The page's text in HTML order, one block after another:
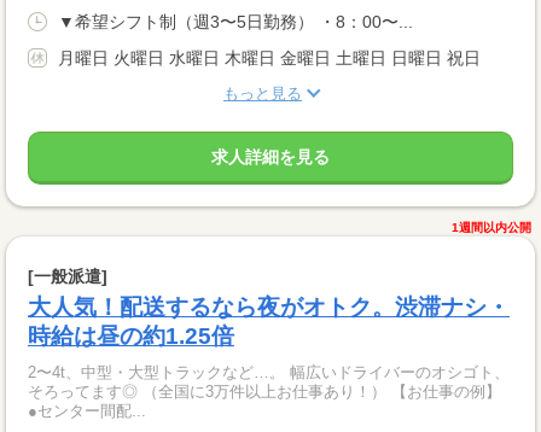
▼希望シフト制（週3〜5日勤務） ・8：00〜...
月曜日 火曜日 水曜日 木曜日 金曜日 土曜日 日曜日 祝日
もっと見る
求人詳細を見る
1週間以内公開
[一般派遣]
大人気！配送するなら夜がオトク。渋滞ナシ・
時給は昼の約1.25倍
2〜4t、中型・大型トラックなど…。 幅広いドライバーのオシゴト、
そろってます◎ （全国に3万件以上お仕事あり！） 【お仕事の例】
●センター間配...